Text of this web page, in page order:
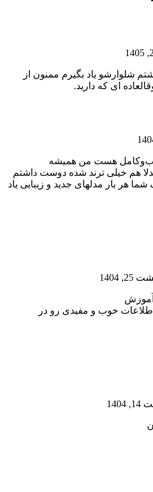
شلوارشو یاد بگیرم ممنون از
ای که دارید.
هست من همیشه
مدلا هم خیلی ترند شده دوست داشتم
هر بار مدلهای جدید و زیبایی یاد
1404
آموزش
خوب و مفیدی رو در